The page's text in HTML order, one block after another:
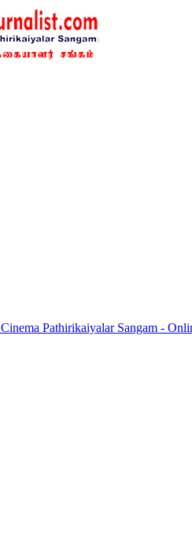
Cinema Pathirikaiyalar Sangam -